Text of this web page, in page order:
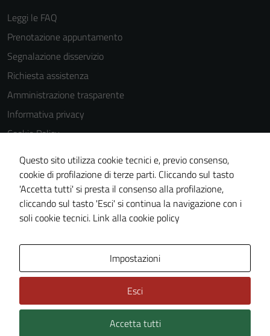
Leggi le FAQ
Prenotazione appuntamento
Segnalazione disservizio
Richiesta assistenza
Amministrazione trasparente
Informativa privacy
Cookie Policy
Note legali
Dichiarazione di accessibilità
Segnalazioni di inaccessibilità
Piano di miglioramento del sito
Technical Design s.r.l.
Questo sito utilizza cookie tecnici e, previo consenso,
cookie di profilazione di terze parti. Cliccando sul tasto
'Accetta tutti' si presta il consenso alla profilazione,
cliccando sul tasto 'Esci' si continua la navigazione con i
soli cookie tecnici. Link alla cookie policy
Impostazioni
Esci
Accetta tutti
per il
del sito e non
possono
essere
disabilitati.
Questi cookie
informazioni
personali.
Terze parti
Questi cookie